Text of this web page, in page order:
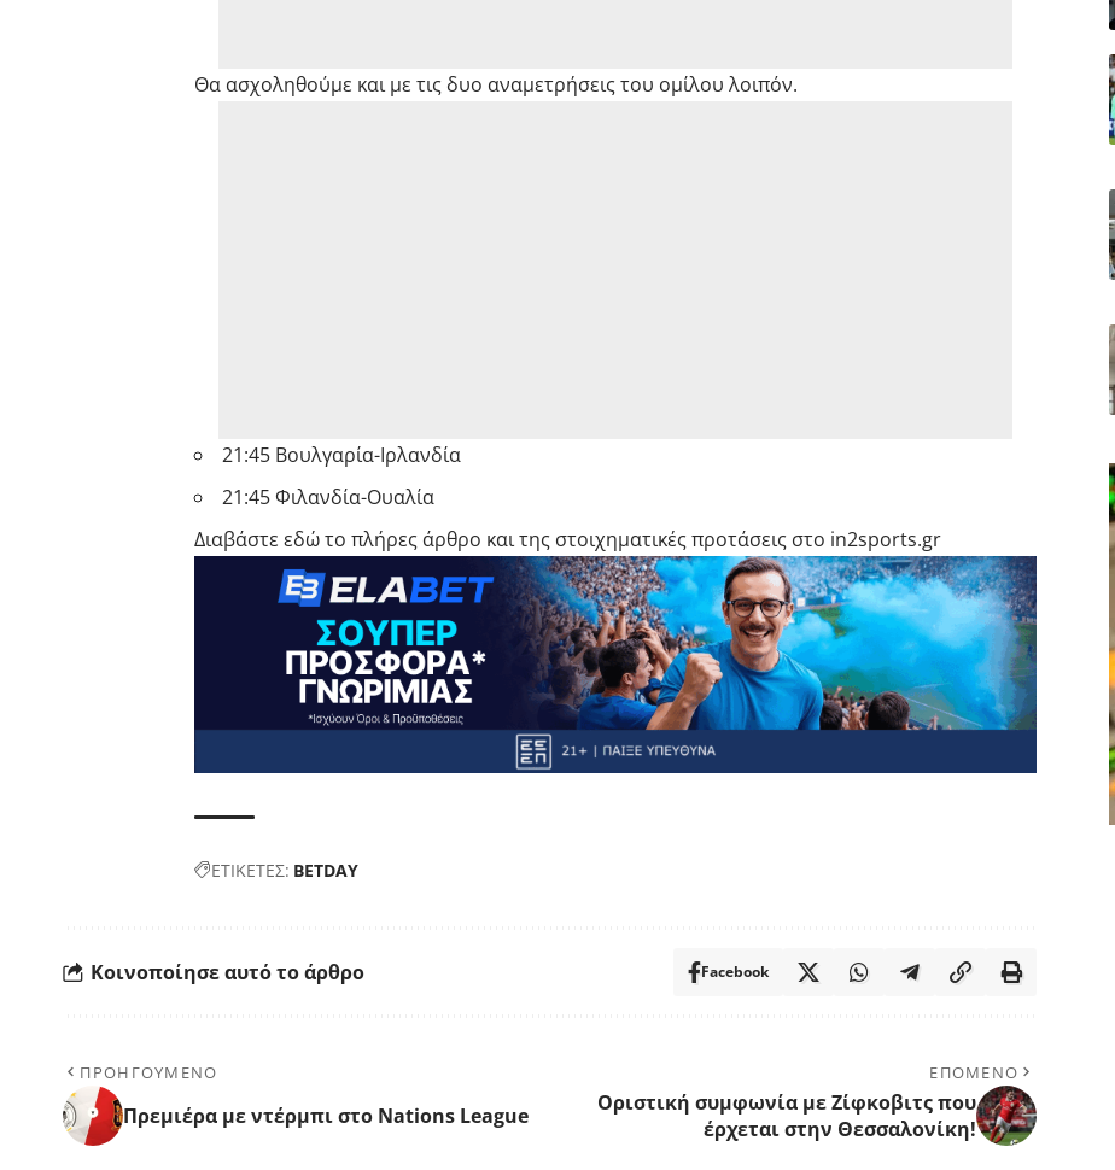
Θα ασχοληθούμε και με τις δυο αναμετρήσεις του ομίλου λοιπόν.
21:45 Βουλγαρία-Ιρλανδία
21:45 Φιλανδία-Ουαλία
Διαβάστε εδώ το πλήρες άρθρο και της στοιχηματικές προτάσεις στο in2sports.gr
ΕΤΙΚΕΤΕΣ: BETDAY
Κοινοποίησε αυτό το άρθρο Facebook
ΠΡΟΗΓΟΥΜΕΝΟ
Πρεμιέρα με ντέρμπι στο Nations League
ΕΠΟΜΕΝΟ
Οριστική συμφωνία με Ζίφκοβιτς που
έρχεται στην Θεσσαλονίκη!